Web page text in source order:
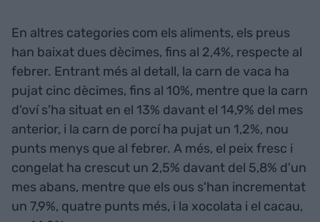
En altres categories com els aliments, els preus
han baixat dues dècimes, fins al 2,4%, respecte al
febrer. Entrant més al detall, la carn de vaca ha
pujat cinc dècimes, fins al 10%, mentre que la carn
d'oví s'ha situat en el 13% davant el 14,9% del mes
anterior, i la carn de porcí ha pujat un 1,2%, nou
punts menys que al febrer. A més, el peix fresc i
congelat ha crescut un 2,5% davant del 5,8% d'un
mes abans, mentre que els ous s'han incrementat
un 7,9%, quatre punts més, i la xocolata i el cacau,